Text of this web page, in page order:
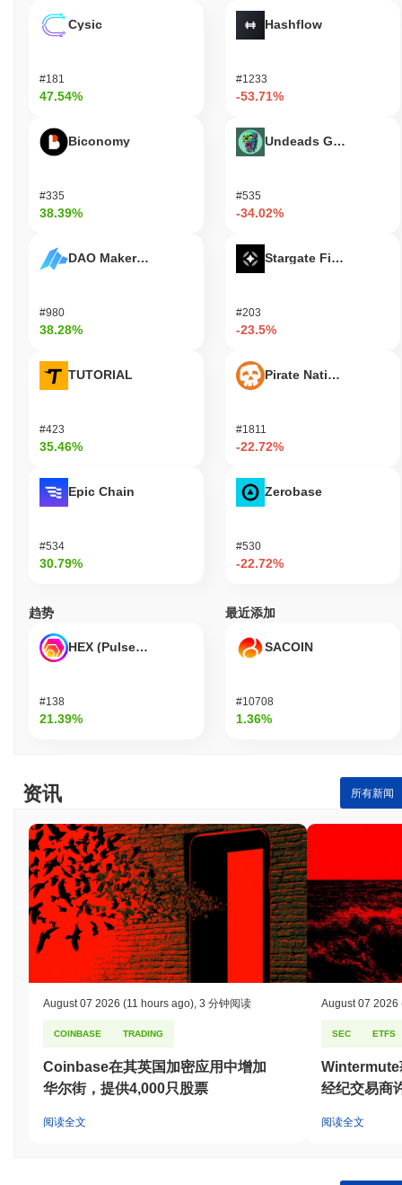
Cysic
#181
47.54%
Biconomy
#335
38.39%
DAO Maker Token
#980
38.28%
TUTORIAL
#423
35.46%
Epic Chain
#534
30.79%
Hashflow
#1233
-53.71%
Undeads Games
#535
-34.02%
Stargate Finance
#203
-23.5%
Pirate Nation Token
#1811
-22.72%
Zerobase
#530
-22.72%
趋势
HEX (Pulsechain)
#138
21.39%
最近添加
SACOIN
#10708
1.36%
资讯 所有新闻
August 07 2026 (11 hours ago), 3 分钟阅读
COINBASE TRADING
Coinbase在其英国加密应用中增加
华尔街，提供4,000只股票
阅读全文
August 07 2026
SEC ETFS
Wintermute
经纪交易商
阅读全文